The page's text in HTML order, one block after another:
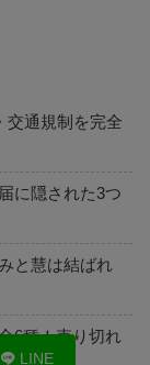
LINE
交通規制を完全
に隠された3つ
と慧は結ばれ
6種！売り切れ